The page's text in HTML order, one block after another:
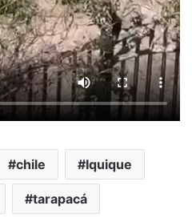
chile Iquique
tarapacá